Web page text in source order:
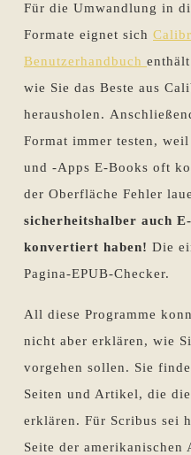
Für die Umwandlung in
Formate eignet sich
Benutzerhandbuch
wie Sie das Beste aus
herausholen.
Format immer testen,
und -Apps E-Books oft
der Oberfläche Fehler
sicherheitshalber auch
konvertiert haben! Die
Pagina-EPUB-Checker.
All diese Programme
nicht aber erklären, wie
vorgehen sollen. Sie
Seiten und Artikel, die
erklären. Für Scribus sei
Seite der